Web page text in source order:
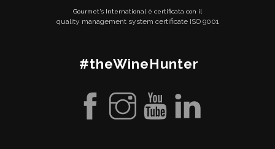
Gourmet's International è certificata con il
quality management system certificate ISO 9001
#theWineHunter